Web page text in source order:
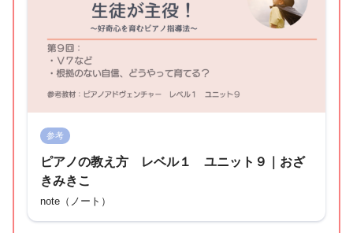
参考
ピアノの教え方 レベル１ ユニット９｜おざ
きみきこ
note（ノート）